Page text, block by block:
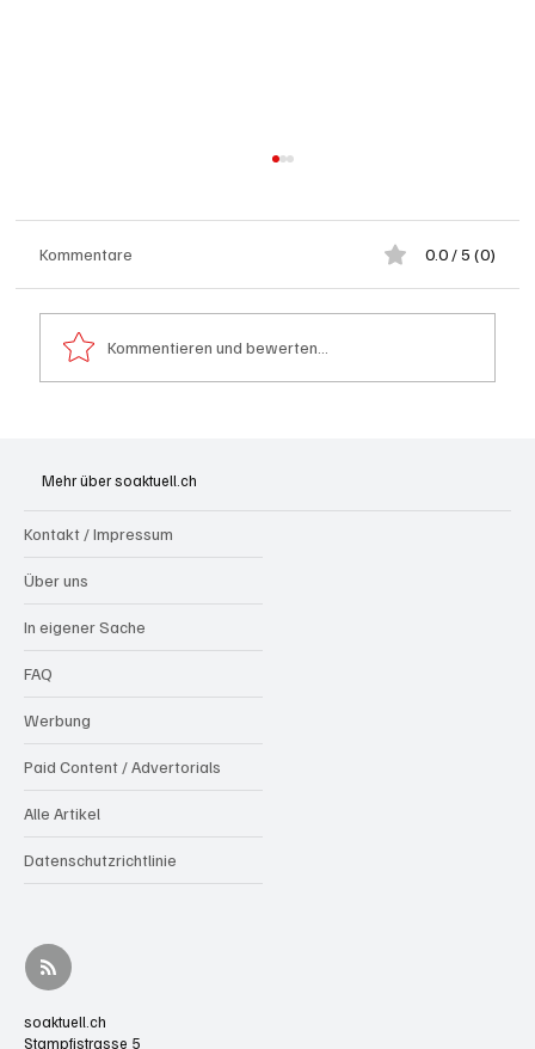
nutzen
Kommentare 0.0 / 5 (0)
Kommentieren und bewerten...
Mehr über soaktuell.ch
Kontakt / Impressum
Über uns
In eigener Sache
FAQ
Werbung
Paid Content / Advertorials
Alle Artikel
Datenschutzrichtlinie
soaktuell.ch
Stampfistrasse 5